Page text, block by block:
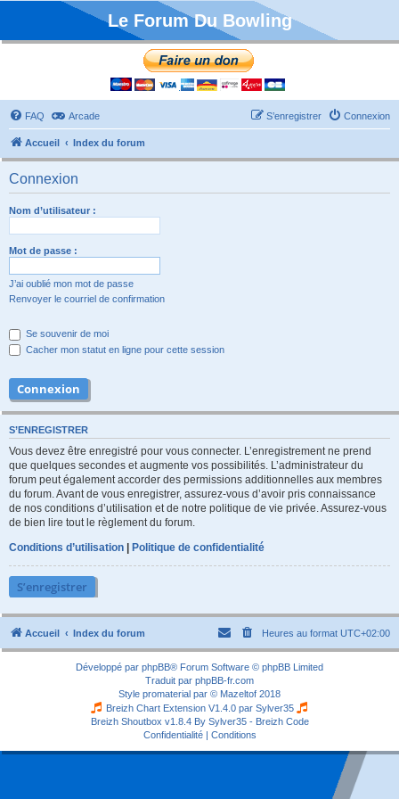
Le Forum Du Bowling
FAQ Arcade Connexion
S’enregistrer
Accueil Index du forum
Connexion
Nom d’utilisateur :
Mot de passe :
J’ai oublié mon mot de passe
Renvoyer le courriel de confirmation
Se souvenir de moi
Cacher mon statut en ligne pour cette session
S’ENREGISTRER
Vous devez être enregistré pour vous connecter. L’enregistrement ne prend
que quelques secondes et augmente vos possibilités. L’administrateur du
forum peut également accorder des permissions additionnelles aux membres
du forum. Avant de vous enregistrer, assurez-vous d’avoir pris connaissance
de nos conditions d’utilisation et de notre politique de vie privée. Assurez-vous
de bien lire tout le règlement du forum.
Conditions d’utilisation | Politique de confidentialité
S’enregistrer
Accueil Index du forum Heures au format UTC+02:00
Développé par phpBB® Forum Software © phpBB Limited
Traduit par phpBB-fr.com
Style promaterial par © Mazeltof 2018
Breizh Chart Extension V1.4.0 par Sylver35
Breizh Shoutbox v1.8.4 By Sylver35 - Breizh Code
Confidentialité| Conditions